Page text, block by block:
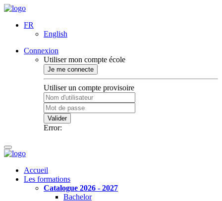
FR
English
Connexion
Utiliser mon compte école
Je me connecte
Utiliser un compte provisoire
Valider
Error:
Accueil
Les formations
Catalogue 2026 - 2027
Bachelor